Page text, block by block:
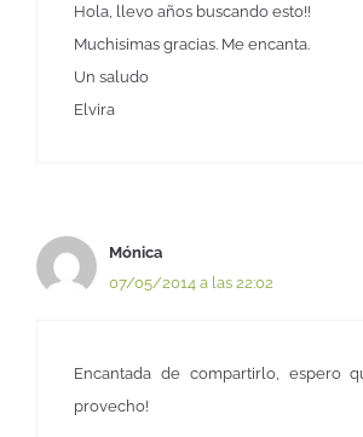
Hola, llevo años buscando esto!!
Muchisimas gracias. Me encanta.
Un saludo
Elvira
Mónica
07/05/2014 a las 22:02
Encantada de compartirlo, espero
provecho!